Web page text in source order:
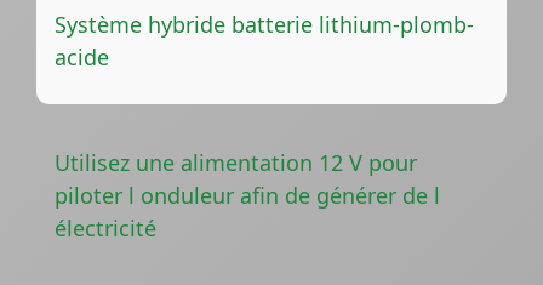
Système hybride batterie lithium-plomb-
acide
Utilisez une alimentation 12 V pour
piloter l onduleur afin de générer de l
électricité